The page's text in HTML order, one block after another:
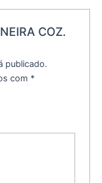
COZ.
publicado.
com *